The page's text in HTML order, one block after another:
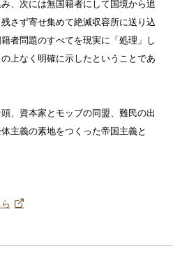
、次には無国籍者にして国境から追
さず寄せ集めて絶滅収容所に送り込
者問題のすべてを現実に「処理」し
上なく明確に示したということであ
、資本家とモッブの同盟、難民の出
義の素地をつくった帝国主義と